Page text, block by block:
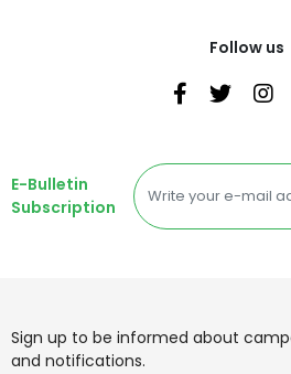
Follow us
E-Bulletin
Subscription
Sign up to be informed about
and notifications.